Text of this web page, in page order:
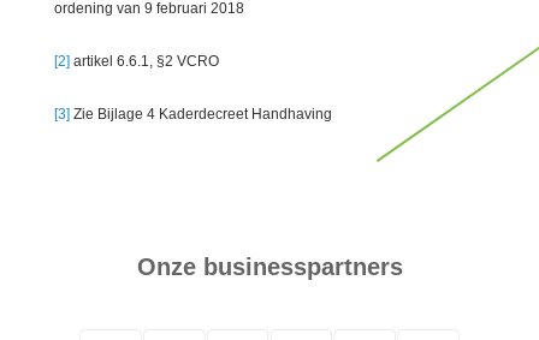
ordening van 9 februari 2018
[2] artikel 6.6.1, §2 VCRO
[3] Zie Bijlage 4 Kaderdecreet Handhaving
Onze businesspartners